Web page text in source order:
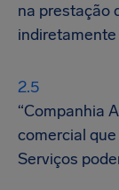
na prestação
“Companhia
comercial
Serviços